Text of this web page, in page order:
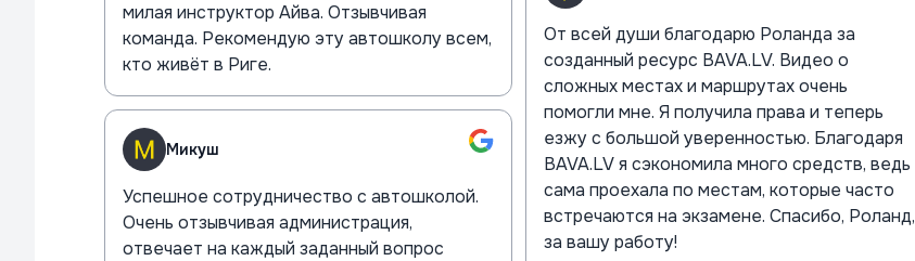
милая инструктор Айва. Отзывчивая
команда. Рекомендую эту автошколу всем,
кто живёт в Риге.
Микуш
Успешное сотрудничество с автошколой.
Очень отзывчивая администрация,
отвечает на каждый заданный вопрос
От всей души благодарю Роланда за
созданный ресурс BAVA.LV. Видео о
сложных местах и маршрутах очень
помогли мне. Я получила права и теперь
езжу с большой уверенностью. Благодаря
BAVA.LV я сэкономила много средств, ведь
сама проехала по местам, которые часто
встречаются на экзамене. Спасибо, Роланд,
за вашу работу!